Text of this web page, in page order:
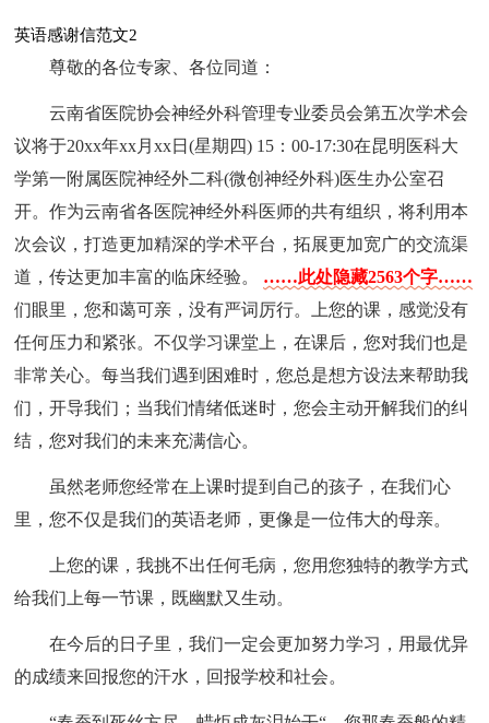
英语感谢信范文2
尊敬的各位专家、各位同道：
云南省医院协会神经外科管理专业委员会第五次学术会
议将于20xx年xx月xx日(星期四) 15：00-17:30在昆明医科大
学第一附属医院神经外二科(微创神经外科)医生办公室召
开。作为云南省各医院神经外科医师的共有组织，将利用本
次会议，打造更加精深的学术平台，拓展更加宽广的交流渠
道，传达更加丰富的临床经验。 ……此处隐藏2563个字……
们眼里，您和蔼可亲，没有严词厉行。上您的课，感觉没有
任何压力和紧张。不仅学习课堂上，在课后，您对我们也是
非常关心。每当我们遇到困难时，您总是想方设法来帮助我
们，开导我们；当我们情绪低迷时，您会主动开解我们的纠
结，您对我们的未来充满信心。
虽然老师您经常在上课时提到自己的孩子，在我们心
里，您不仅是我们的英语老师，更像是一位伟大的母亲。
上您的课，我挑不出任何毛病，您用您独特的教学方式
给我们上每一节课，既幽默又生动。
在今后的日子里，我们一定会更加努力学习，用最优异
的成绩来回报您的汗水，回报学校和社会。